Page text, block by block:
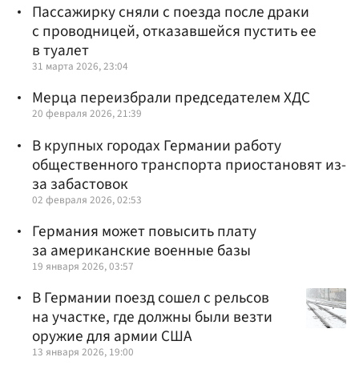
Пассажирку сняли с поезда после драки
с проводницей, отказавшейся пустить ее
в туалет
31 марта 2026, 23:04
Мерца переизбрали председателем ХДС
20 февраля 2026, 21:39
В крупных городах Германии работу
общественного транспорта приостановят из-
за забастовок
02 февраля 2026, 02:53
Германия может повысить плату
за американские военные базы
19 января 2026, 03:57
В Германии поезд сошел с рельсов
на участке, где должны были везти
оружие для армии США
13 января 2026, 19:00